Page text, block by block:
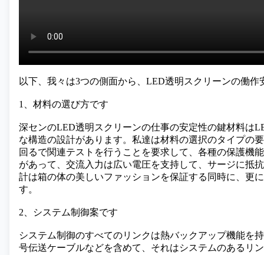
以下、我々は3つの側面から、LED透明スクリーンの働
1、材料の選び方です
深センのLED透明スクリーンの仕事の安定性の鍵材料は
な構造の設計があります。私達は材料の選択のタイプの
回るで関連テストを行うことを要求して、各種の保護機
があって、交流入力は広い電圧を支持して、サージに抵
計は箱の体の美しいファッションを保証する同時に、更
す。
2、システム制御案です
システム制御のすべてのリンクは熱バックアップ機能を
号伝送ケーブルなどを含めて、それはシステムのあるリ